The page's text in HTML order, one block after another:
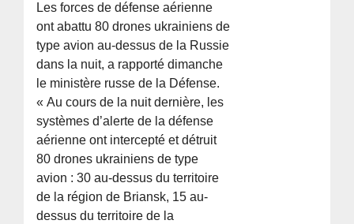
Les forces de défense aérienne
ont abattu 80 drones ukrainiens de
type avion au-dessus de la Russie
dans la nuit, a rapporté dimanche
le ministère russe de la Défense.
« Au cours de la nuit dernière, les
systèmes d’alerte de la défense
aérienne ont intercepté et détruit
80 drones ukrainiens de type
avion : 30 au-dessus du territoire
de la région de Briansk, 15 au-
dessus du territoire de la